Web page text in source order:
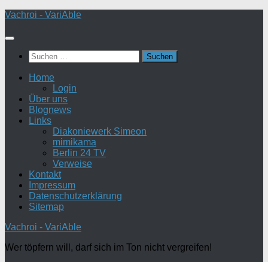
Zum
springen
Vachroi - VariAble
Suchen
nach:
Home
Login
Über uns
Blognews
Links
Diakoniewerk Simeon
mimikama
Berlin 24 TV
Verweise
Kontakt
Impressum
Datenschutzerklärung
Sitemap
Vachroi - VariAble
Wer töpfern will, darf sich im Ton nicht vergreifen!